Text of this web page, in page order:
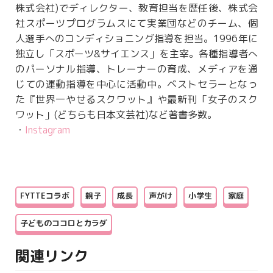
株式会社)でディレクター、教育担当を歴任後、株式会
社スポーツプログラムスにて実業団などのチーム、個
人選手へのコンディショニング指導を担当。1996年に
独立し「スポーツ&サイエンス」を主宰。各種指導者へ
のパーソナル指導、トレーナーの育成、メディアを通
じての運動指導を中心に活動中。ベストセラーとなっ
た『世界一やせるスクワット』や最新刊「女子のスク
ワット」(どちらも日本文芸社)など著書多数。
・ Instagram
FYTTEコラボ 親子 成長 声がけ 小学生 家庭
子どものココロとカラダ
関連リンク